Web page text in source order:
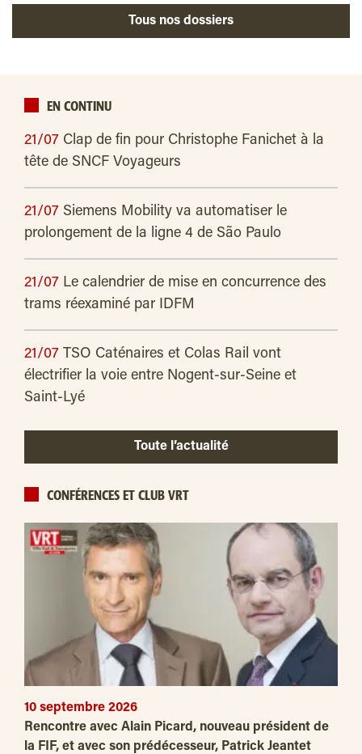
Tous nos dossiers
EN CONTINU
21/07 Clap de fin pour Christophe Fanichet à la
tête de SNCF Voyageurs
21/07 Siemens Mobility va automatiser le
prolongement de la ligne 4 de São Paulo
21/07 Le calendrier de mise en concurrence des
trams réexaminé par IDFM
21/07 TSO Caténaires et Colas Rail vont
électrifier la voie entre Nogent-sur-Seine et
Saint-Lyé
Toute l’actualité
CONFÉRENCES ET CLUB VRT
10 septembre 2026
Rencontre avec Alain Picard, nouveau président de
la FIF, et avec son prédécesseur, Patrick Jeantet